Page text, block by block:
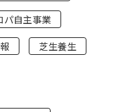
パ自主事業
芝生養生